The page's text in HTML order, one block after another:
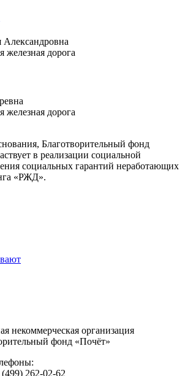
Александровна
железная дорога
железная дорога
Благотворительный фонд
в реализации социальной
социальных гарантий неработающих
«РЖД».
некоммерческая организация
фонд «Почёт»
262-02-62